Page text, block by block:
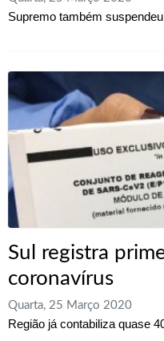
Supremo também
Sul registra
coronavírus
Quarta, 25 Março 2020
Região já contabiliza quase